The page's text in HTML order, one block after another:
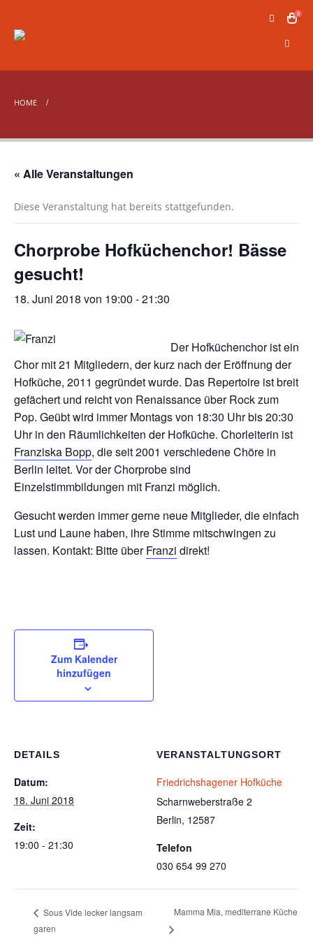
0
HOME
« Alle Veranstaltungen
Diese Veranstaltung hat bereits stattgefunden.
Chorprobe Hofküchenchor! Bässe
gesucht!
18. Juni 2018 von 19:00 -21:30
Der Hofküchenchor ist ein
Chor mit 21 Mitgliedern, der kurz nach der Eröffnung der
Hofküche, 2011 gegründet wurde. Das Repertoire ist breit
gefächert und reicht von Renaissance über Rock zum
Pop. Geübt wird immer Montags von 18:30 Uhr bis 20:30
Uhr in den Räumlichkeiten der Hofküche. Chorleiterin ist
Franziska Bopp, die seit 2001 verschiedene Chöre in
Berlin leitet. Vor der Chorprobe sind
Einzelstimmbildungen mit Franzi möglich.
Gesucht werden immer gerne neue Mitglieder, die einfach
Lust und Laune haben, ihre Stimme mitschwingen zu
lassen. Kontakt: Bitte überFranzi direkt!
Zum Kalender
hinzufügen
DETAILS
Datum:
18. Juni 2018
Zeit:
19:00 - 21:30
VERANSTALTUNGSORT
Friedrichshagener Hofküche
Scharnweberstraße 2
Berlin, 12587
Telefon
030 654 99 270
Sous Vide lecker langsam
garen
Mamma Mia, mediterrane Küche